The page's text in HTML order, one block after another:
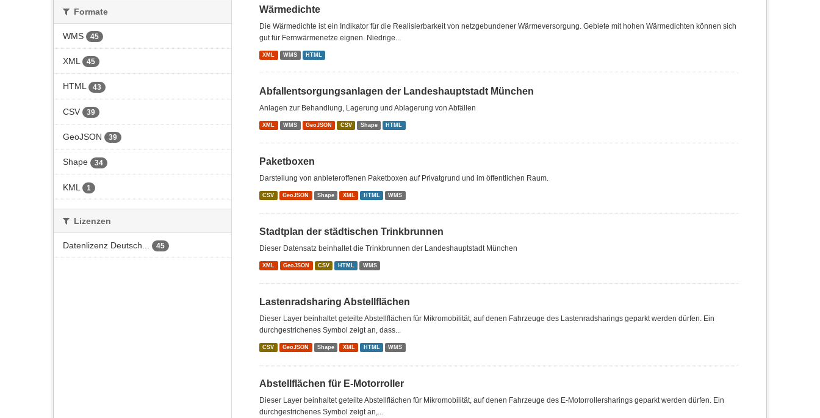
Formate
WMS 45
XML 45
HTML 43
CSV 39
GeoJSON 39
Shape 34
KML 1
Lizenzen
Datenlizenz Deutsch... 45
Wärmedichte
Die Wärmedichte ist ein Indikator für die Realisierbarkeit von netzgebundener Wärmeversorgung. Gebiete mit hohen Wärmedichten können sich
gut für Fernwärmenetze eignen. Niedrige...
XML WMS HTML
Abfallentsorgungsanlagen der Landeshauptstadt München
Anlagen zur Behandlung, Lagerung und Ablagerung von Abfällen
XML WMS GeoJSON CSV Shape HTML
Paketboxen
Darstellung von anbieteroffenen Paketboxen auf Privatgrund und im öffentlichen Raum.
CSV GeoJSON Shape XML HTML WMS
Stadtplan der städtischen Trinkbrunnen
Dieser Datensatz beinhaltet die Trinkbrunnen der Landeshauptstadt München
XML GeoJSON CSV HTML WMS
Lastenradsharing Abstellflächen
Dieser Layer beinhaltet geteilte Abstellflächen für Mikromobilität, auf denen Fahrzeuge des Lastenradsharings geparkt werden dürfen. Ein
durchgestrichenes Symbol zeigt an, dass...
CSV GeoJSON Shape XML HTML WMS
Abstellflächen für E-Motorroller
Dieser Layer beinhaltet geteilte Abstellflächen für Mikromobilität, auf denen Fahrzeuge des E-Motorrollersharings geparkt werden dürfen. Ein
durchgestrichenes Symbol zeigt an,...